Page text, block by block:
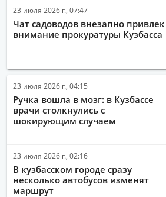
23 июля 2026 г., 07:47
Чат садоводов внезапно привлек
внимание прокуратуры Кузбасса
23 июля 2026 г., 04:15
Ручка вошла в мозг: в Кузбассе
врачи столкнулись с
шокирующим случаем
23 июля 2026 г., 02:16
В кузбасском городе сразу
несколько автобусов изменят
маршрут